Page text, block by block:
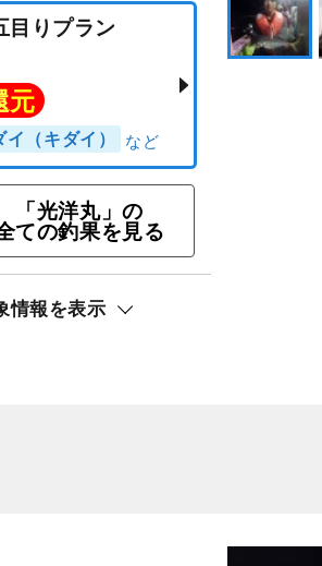
五目りプラン
「光洋丸」の
ての釣果を見る
情報を表示